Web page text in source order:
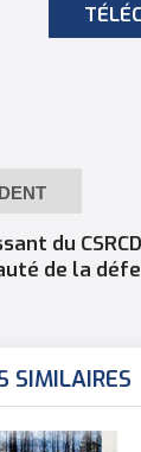
du
de la
SIMILAIRES